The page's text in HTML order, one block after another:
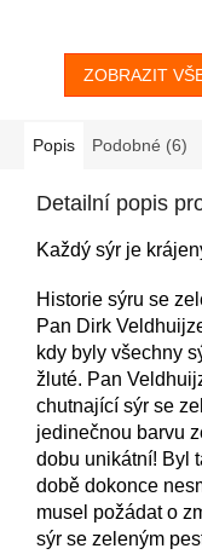
ZOBRAZIT
Popis Podobné (6)
Detailní popis
Každý sýr je
Historie sýru se
Pan Dirk
kdy byly všechny
žluté. Pan
chutnající sýr se
jedinečnou barvu
dobu unikátní! Byl
době dokonce
musel požádat o
sýr se zeleným